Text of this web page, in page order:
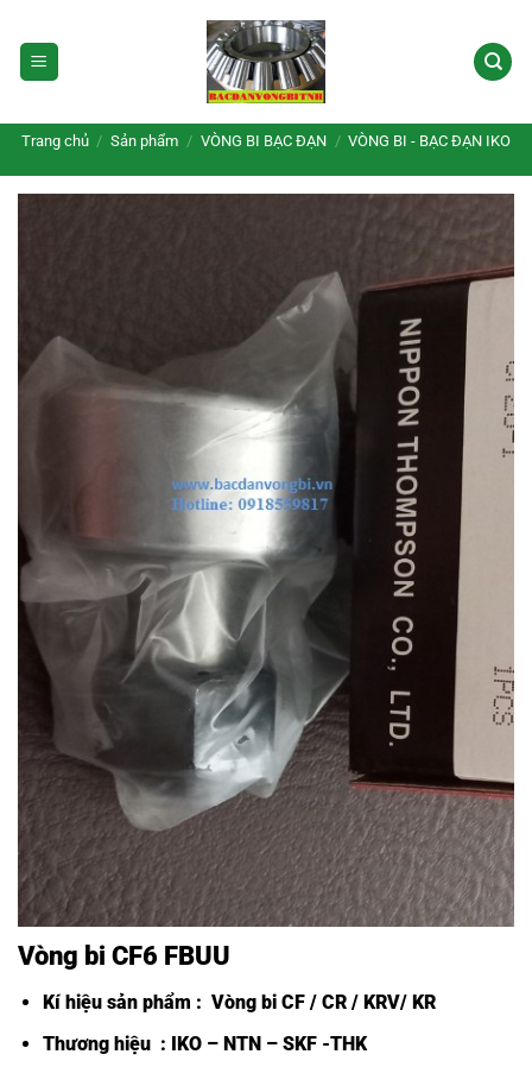
qua
nội
Trang chủ / Sản phẩm / VÒNG BI BẠC ĐẠN / VÒNG BI - BẠC ĐẠN IKO
Vòng bi CF6 FBUU
Kí hiệu sản phẩm : Vòng bi CF / CR / KRV/ KR
Thương hiệu : IKO – NTN – SKF -THK